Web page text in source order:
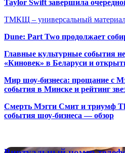
Taylor Swift завершила
ТМКЩ – универсальный материал
Dune: Part Two продолжает
Главные культурные события
«Киновек» в Беларуси и
Мир шоу-бизнеса: прощание с
события в Минске и рейтинг
Смерть Мэгги Смит и триумф
события шоу-бизнеса — обзор
Виртуальный